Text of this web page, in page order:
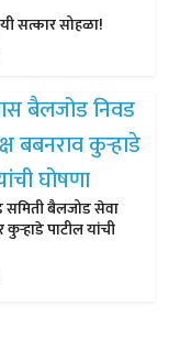
सत्कार सोहळा!
समिती बैलजोड सेवा
पाटील यांची